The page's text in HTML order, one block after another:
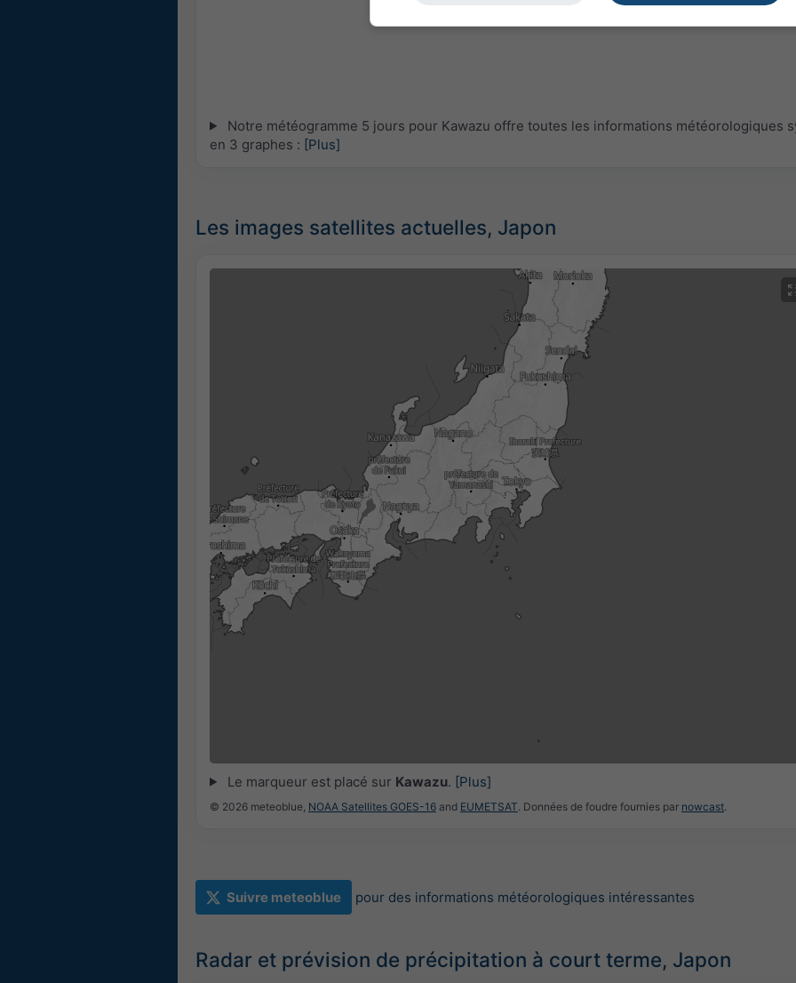
Notre météogramme 5 jours pour Kawazu offre toutes les informations météorologiques
en 3 graphes : [Plus]
Les images satellites actuelles, Japon
Le marqueur est placé sur Kawazu. [Plus]
© 2026 meteoblue, NOAA Satellites GOES-16 and EUMETSAT. Données de foudre fournies par nowcast.
Suivre meteoblue pour des informations météorologiques intéressantes
Radar et prévision de précipitation à court terme, Japon